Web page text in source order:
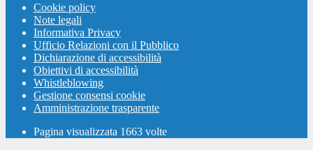
Cookie policy
Note legali
Informativa Privacy
Ufficio Relazioni con il Pubblico
Dichiarazione di accessibilità
Obiettivi di accessibilità
Whistleblowing
Gestione consensi cookie
Amministrazione trasparente
Pagina visualizzata 1663 volte